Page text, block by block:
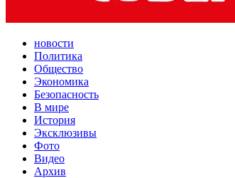
новости
Политика
Общество
Экономика
Безопасность
В мире
История
Эксклюзивы
Фото
Видео
Архив